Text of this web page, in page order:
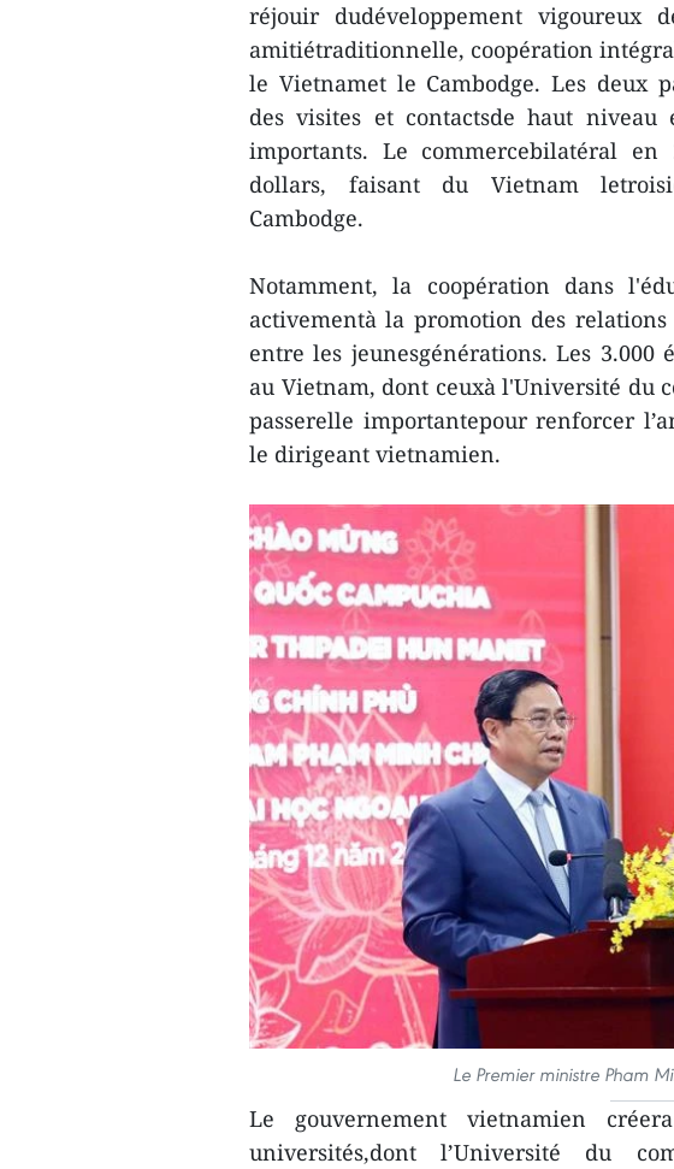
réjouir dudéveloppement vigoureux
amitiétraditionnelle, coopération
le Vietnamet le Cambodge. Les deux
des visites et contactsde haut niveau
importants. Le commercebilatéral
dollars, faisant du Vietnam
Cambodge.
Notamment, la coopération dans
activementà la promotion des
entre les jeunesgénérations. Les
au Vietnam, dont ceuxà l'Université du
passerelle importantepour renforcer
le dirigeant vietnamien.
Le Premier ministre Pham
Le gouvernement vietnamien
universités,dont l’Université du